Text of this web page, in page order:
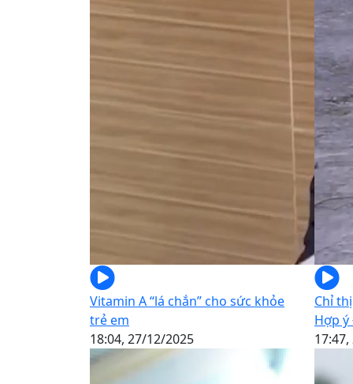
Vitamin A “lá chắn” cho sức khỏe
trẻ em
18:04, 27/12/2025
Chỉ
Hợp